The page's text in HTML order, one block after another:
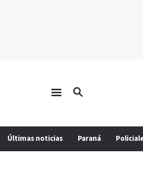
Últimas noticias Paraná